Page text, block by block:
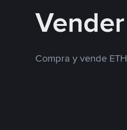
Compra y vende